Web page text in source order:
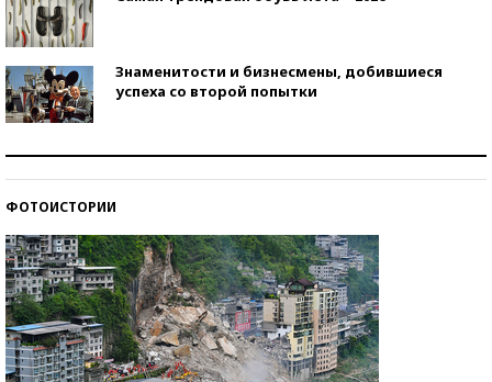
Знаменитости и бизнесмены, добившиеся
успеха со второй попытки
ФОТОИСТОРИИ